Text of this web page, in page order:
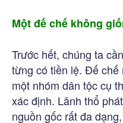
Một đế chế không
Trước hết, chúng ta
từng có tiền lệ. Đế chế
một nhóm dân tộc cụ
xác định. Lãnh thổ
nguồn gốc rất đa